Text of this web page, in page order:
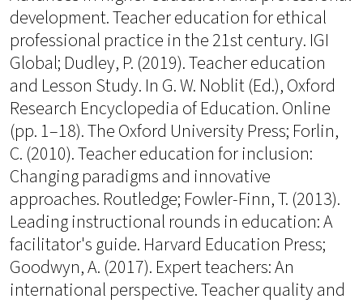
development. Teacher education for ethical
professional practice in the 21st century. IGI
Global; Dudley, P. (2019). Teacher education
and Lesson Study. In G. W. Noblit (Ed.), Oxford
Research Encyclopedia of Education. Online
(pp. 1–18). The Oxford University Press; Forlin,
C. (2010). Teacher education for inclusion:
Changing paradigms and innovative
approaches. Routledge; Fowler-Finn, T. (2013).
Leading instructional rounds in education: A
facilitator's guide. Harvard Education Press;
Goodwyn, A. (2017). Expert teachers: An
international perspective. Teacher quality and